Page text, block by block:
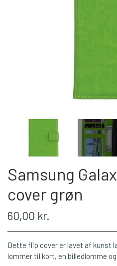
Samsung
cover grøn
60,00 kr.
Dette flip cover er lavet af kunst
lommer til kort, en billedlomme